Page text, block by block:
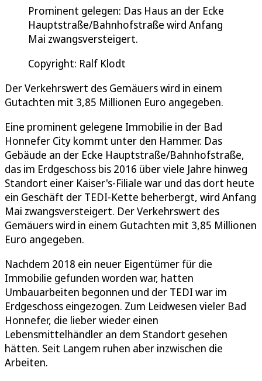
Prominent gelegen: Das Haus an der Ecke
Hauptstraße/Bahnhofstraße wird Anfang
Mai zwangsversteigert.
Copyright: Ralf Klodt
Der Verkehrswert des Gemäuers wird in einem
Gutachten mit 3,85 Millionen Euro angegeben.
Eine prominent gelegene Immobilie in der Bad
Honnefer City kommt unter den Hammer. Das
Gebäude an der Ecke Hauptstraße/Bahnhofstraße,
das im Erdgeschoss bis 2016 über viele Jahre hinweg
Standort einer Kaiser's-Filiale war und das dort heute
ein Geschäft der TEDI-Kette beherbergt, wird Anfang
Mai zwangsversteigert. Der Verkehrswert des
Gemäuers wird in einem Gutachten mit 3,85 Millionen
Euro angegeben.
Nachdem 2018 ein neuer Eigentümer für die
Immobilie gefunden worden war, hatten
Umbauarbeiten begonnen und der TEDI war im
Erdgeschoss eingezogen. Zum Leidwesen vieler Bad
Honnefer, die lieber wieder einen
Lebensmittelhändler an dem Standort gesehen
hätten. Seit Langem ruhen aber inzwischen die
Arbeiten.